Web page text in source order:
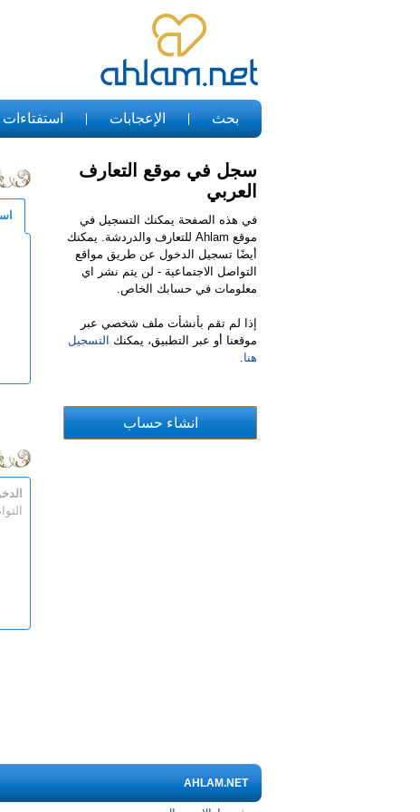
بحث الإعجابات استفتاءات
سجل في موقع التعارف
العربي
في هذه الصفحة يمكنك التسجيل في
موقع Ahlam للتعارف والدردشة. يمكنك
أيضًا تسجيل الدخول عن طريق مواقع
التواصل الاجتماعية - لن يتم نشر اي
معلومات في حسابك الخاص.
إذا لم تقم بأنشأت ملف شخصي عبر
موقعنا أو عبر التطبيق، يمكنك
التسجيل
هنا.
AHLAM.NET